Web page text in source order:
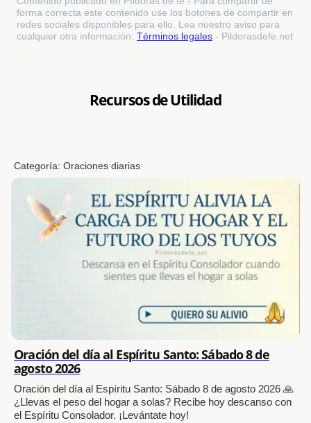
forma correcta este contenido use los botones de compartir en
redes sociales disponibles para ello. Lea nuestro aviso para
cualquier otra información: Términos legales - Pildorasdefe.net
Recursos de Utilidad
Categoría:Oraciones diarias
Oración del día al Espíritu Santo: Sábado 8 de
agosto 2026
Oración del día al Espíritu Santo: Sábado 8 de agosto 2026 🙏
¿Llevas el peso del hogar a solas? Recibe hoy descanso con
el Espíritu Consolador. ¡Levántate hoy!